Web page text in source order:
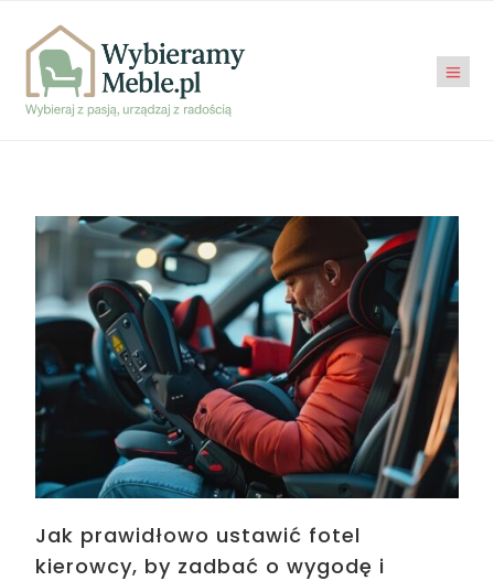
Jak prawidłowo ustawić fotel
kierowcy, by zadbać o wygodę i